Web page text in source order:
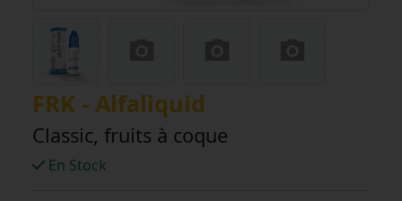
FRK - Alfaliquid
Classic, fruits à coque
En Stock